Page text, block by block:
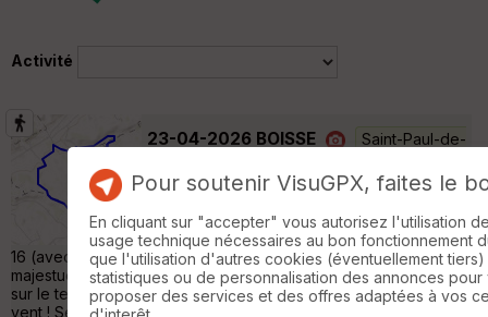
Activité
23-04-2026 BOISSE
Saint-Paul-de-
Randonnée Pédestre 8 km 170 m
Départ Moulin de Boisse pour une rando de
8,3 Kms sans grande dénivelée Nous étions
16 (avec la parité !) pour cette randonnée au départ du
majestueux Moulin de Boisse se dressant du haut de la colline,
sur le territoire de Ste Alauzie. Aujourd’hui, pas suffisamment de
vent ! Ses ailes sont en RTT, même qu’une partie des ailes
Pour soutenir VisuGPX, faites le
En cliquant sur "accepter" vous autorisez l'utilisation
usage technique nécessaires au bon fonctionnement
que l'utilisation d'autres cookies (éventuellement
statistiques ou de personnalisation des annonces pour
proposer des services et des offres adaptées à vos